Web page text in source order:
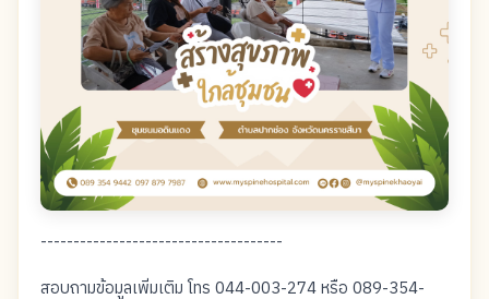
-------------------------------------
สอบถามข้อมูลเพิ่มเติม โทร 044-003-274 หรือ 089-354-